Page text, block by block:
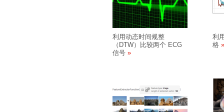
利用动态时间规整
（DTW）比较两个 ECG
信号
利
格